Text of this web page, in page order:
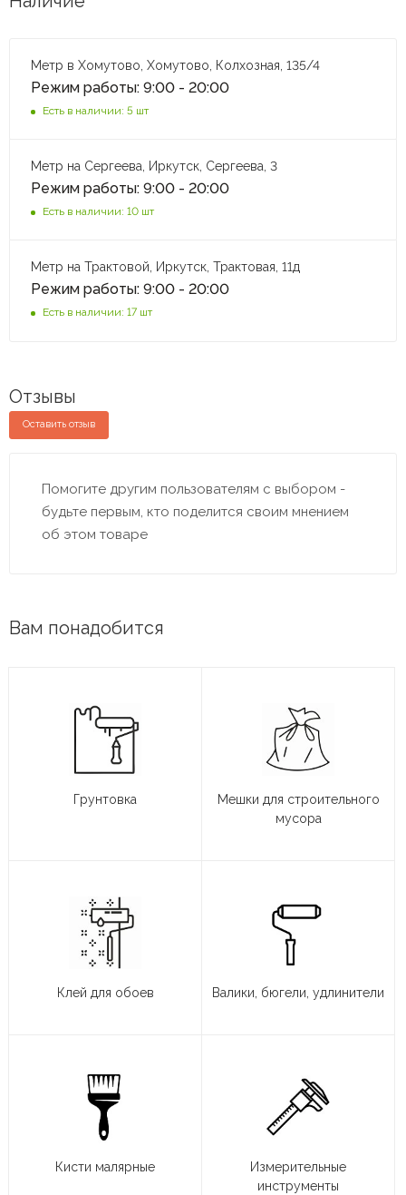
Метр в Хомутово, Хомутово, Колхозная, 135/4
Режим работы: 9:00 - 20:00
Есть в наличии: 5 шт
Метр на Сергеева, Иркутск, Сергеева, 3
Режим работы: 9:00 - 20:00
Есть в наличии: 10 шт
Метр на Трактовой, Иркутск, Трактовая, 11д
Режим работы: 9:00 - 20:00
Есть в наличии: 17 шт
Отзывы
Оставить отзыв
Помогите другим пользователям с выбором -
будьте первым, кто поделится своим мнением
об этом товаре
Вам понадобится
Грунтовка
Мешки для строительного
мусора
Клей для обоев Валики, бюгели, удлинители
Кисти малярные
Измерительные
инструменты